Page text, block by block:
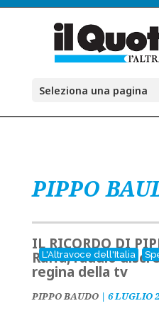
Seleziona una pagina
PIPPO
L'Altravoce dell'Italia
IL RICORDO DI
Raffa, l’addio
regina della tv
PIPPO BAUDO| 6 LUGLIO